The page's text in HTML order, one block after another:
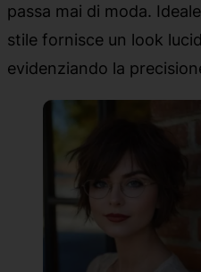
passa mai di moda.
stile fornisce un look
evidenziando la